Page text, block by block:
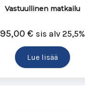
Vastuullinen matkailu
95,00 € sis alv 25,5%
Lue lisää